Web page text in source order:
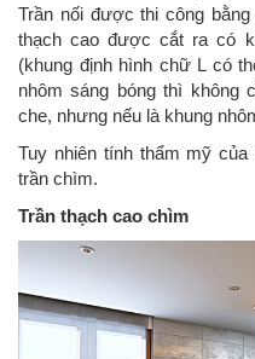
Trần nối được thi công
thạch cao được cắt ra có
(khung định hình chữ L có
nhôm sáng bóng thì không
che, nhưng nếu là khung
Tuy nhiên tính thẩm mỹ
trần chìm.
Trần thạch cao chìm